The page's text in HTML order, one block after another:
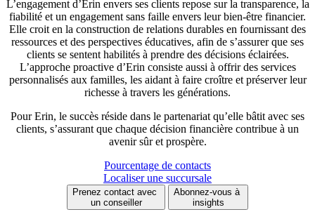
L’engagement d’Erin envers ses clients repose sur la transparence, la
fiabilité et un engagement sans faille envers leur bien-être financier.
Elle croit en la construction de relations durables en fournissant des
ressources et des perspectives éducatives, afin de s’assurer que ses
clients se sentent habilités à prendre des décisions éclairées.
L’approche proactive d’Erin consiste aussi à offrir des services
personnalisés aux familles, les aidant à faire croître et préserver leur
richesse à travers les générations.
Pour Erin, le succès réside dans le partenariat qu’elle bâtit avec ses
clients, s’assurant que chaque décision financière contribue à un
avenir sûr et prospère.
Pourcentage de contacts
Localiser une succursale
Prenez contact avec
un conseiller
Abonnez-vous à
insights